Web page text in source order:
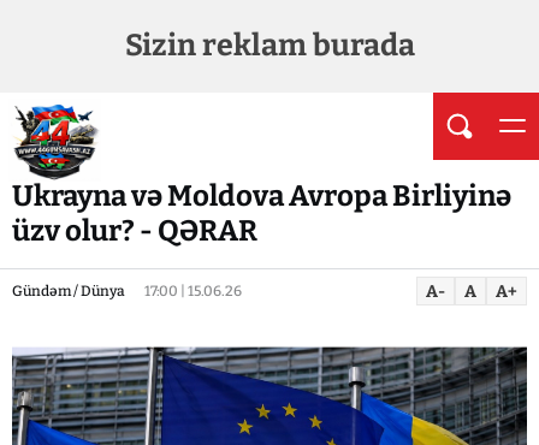
Sizin reklam burada
Ukrayna və Moldova Avropa Birliyinə
üzv olur? - QƏRAR
Gündəm / Dünya 17:00 | 15.06.26 A- A A+